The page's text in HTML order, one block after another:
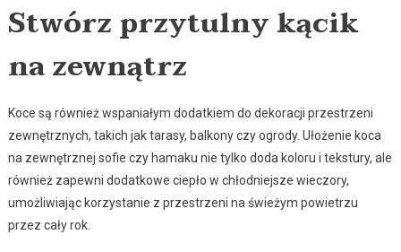
Stwórz przytulny kącik
na zewnątrz
Koce są również wspaniałym dodatkiem do dekoracji przestrzeni
zewnętrznych, takich jak tarasy, balkony czy ogrody. Ułożenie koca
na zewnętrznej sofie czy hamaku nie tylko doda koloru i tekstury, ale
również zapewni dodatkowe ciepło w chłodniejsze wieczory,
umożliwiając korzystanie z przestrzeni na świeżym powietrzu
przez cały rok.